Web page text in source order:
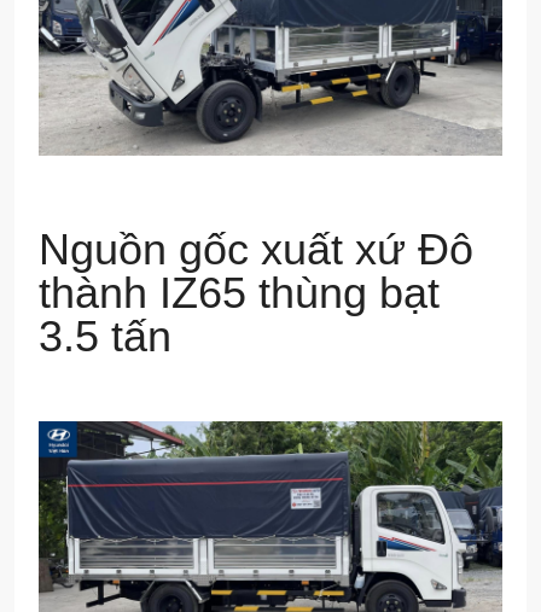
Nguồn gốc xuất xứ Đô
thành IZ65 thùng bạt
3.5 tấn